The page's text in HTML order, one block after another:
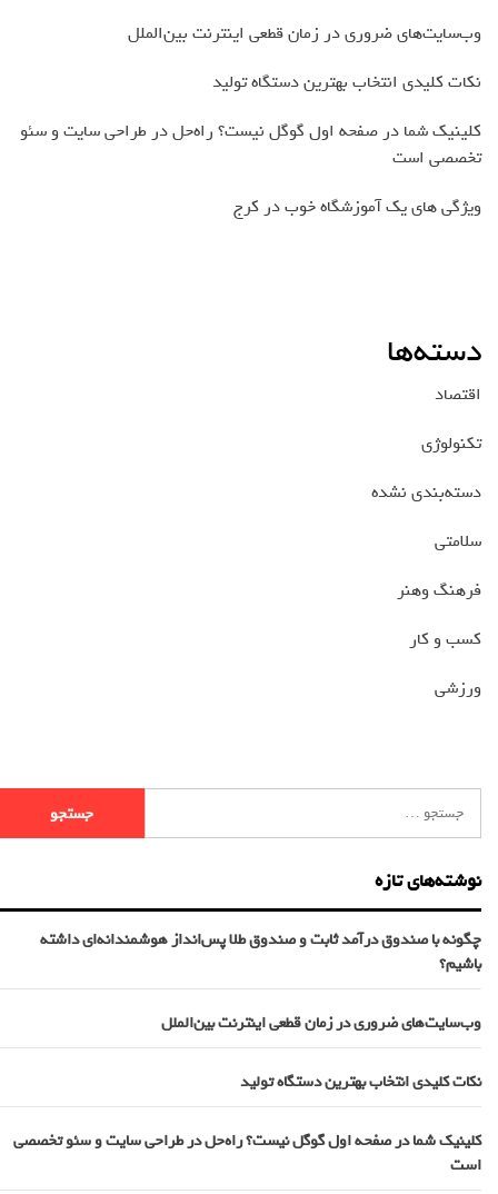
وب‌سایت‌های ضروری در زمان قطعی اینترنت بین‌الملل
نکات کلیدی انتخاب بهترین دستگاه تولید
کلینیک شما در صفحه اول گوگل نیست؟ راه‌حل در طراحی سایت و سئو
تخصصی است
ویژگی های یک آموزشگاه خوب در کرج
دسته‌ها
اقتصاد
تکنولوژی
دسته‌بندی نشده
سلامتی
فرهنگ وهنر
کسب و کار
ورزشی
نوشته‌های تازه
چگونه با صندوق درآمد ثابت و صندوق طلا پس‌انداز هوشمندانه‌ای داشته
باشیم؟
وب‌سایت‌های ضروری در زمان قطعی اینترنت بین‌الملل
نکات کلیدی انتخاب بهترین دستگاه تولید
کلینیک شما در صفحه اول گوگل نیست؟ راه‌حل در طراحی سایت و سئو تخصصی
است